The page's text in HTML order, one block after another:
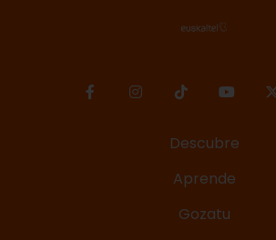
Descubre
Aprende
Gozatu